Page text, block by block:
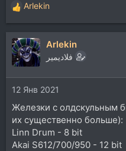
Р
е
а
к
ц
и
и
:
Arlekin
Arlekin
فلاديمير
12 Янв 2021
Железки с олдскульным
их существенно больше):
Linn Drum - 8 bit
Akai S612/700/950 - 12 bit